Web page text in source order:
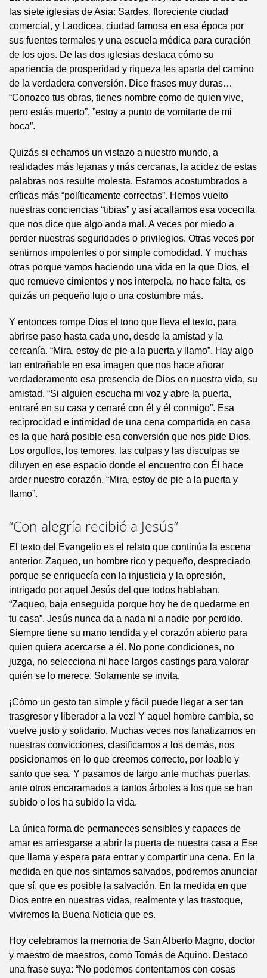
las siete iglesias de Asia: Sardes, floreciente ciudad
comercial, y Laodicea, ciudad famosa en esa época por
sus fuentes termales y una escuela médica para curación
de los ojos. De las dos iglesias destaca cómo su
apariencia de prosperidad y riqueza les aparta del camino
de la verdadera conversión. Dice frases muy duras…
“Conozco tus obras, tienes nombre como de quien vive,
pero estás muerto”, ”estoy a punto de vomitarte de mi
boca”.
Quizás si echamos un vistazo a nuestro mundo, a
realidades más lejanas y más cercanas, la acidez de estas
palabras nos resulte molesta. Estamos acostumbrados a
críticas más “políticamente correctas”. Hemos vuelto
nuestras conciencias “tibias” y así acallamos esa vocecilla
que nos dice que algo anda mal. A veces por miedo a
perder nuestras seguridades o privilegios. Otras veces por
sentirnos impotentes o por simple comodidad. Y muchas
otras porque vamos haciendo una vida en la que Dios, el
que remueve cimientos y nos interpela, no hace falta, es
quizás un pequeño lujo o una costumbre más.
Y entonces rompe Dios el tono que lleva el texto, para
abrirse paso hasta cada uno, desde la amistad y la
cercanía. “Mira, estoy de pie a la puerta y llamo”. Hay algo
tan entrañable en esa imagen que nos hace añorar
verdaderamente esa presencia de Dios en nuestra vida, su
amistad. “Si alguien escucha mi voz y abre la puerta,
entraré en su casa y cenaré con él y él conmigo”. Esa
reciprocidad e intimidad de una cena compartida en casa
es la que hará posible esa conversión que nos pide Dios.
Los orgullos, los temores, las culpas y las disculpas se
diluyen en ese espacio donde el encuentro con Él hace
arder nuestro corazón. “Mira, estoy de pie a la puerta y
llamo”.
“Con alegría recibió a Jesús”
El texto del Evangelio es el relato que continúa la escena
anterior. Zaqueo, un hombre rico y pequeño, despreciado
porque se enriquecía con la injusticia y la opresión,
intrigado por aquel Jesús del que todos hablaban.
“Zaqueo, baja enseguida porque hoy he de quedarme en
tu casa”. Jesús nunca da a nada ni a nadie por perdido.
Siempre tiene su mano tendida y el corazón abierto para
quien quiera acercarse a él. No pone condiciones, no
juzga, no selecciona ni hace largos castings para valorar
quién se lo merece. Solamente se invita.
¡Cómo un gesto tan simple y fácil puede llegar a ser tan
trasgresor y liberador a la vez! Y aquel hombre cambia, se
vuelve justo y solidario. Muchas veces nos fanatizamos en
nuestras convicciones, clasificamos a los demás, nos
posicionamos en lo que creemos correcto, por loable y
santo que sea. Y pasamos de largo ante muchas puertas,
ante otros encaramados a tantos árboles a los que se han
subido o los ha subido la vida.
La única forma de permaneces sensibles y capaces de
amar es arriesgarse a abrir la puerta de nuestra casa a Ese
que llama y espera para entrar y compartir una cena. En la
medida en que nos sintamos salvados, podremos anunciar
que sí, que es posible la salvación. En la medida en que
Dios entre en nuestras vidas, realmente y las trastoque,
viviremos la Buena Noticia que es.
Hoy celebramos la memoria de San Alberto Magno, doctor
y maestro de maestros, como Tomás de Aquino. Destaco
una frase suya: “No podemos contentarnos con cosas